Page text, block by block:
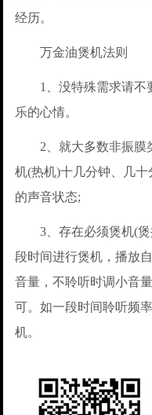
经历。
万金油煲机法则
1、没特殊需求请不
乐的心情。
2、就大多数非振膜
机(热机)十几分钟、几
的声音状态;
3、存在必须煲机(煲
段时间进行煲机，播放
音量，不聆听时调小音
可。如一段时间聆听频
机。